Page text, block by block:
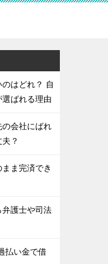
はどれ？ 自
ばれる理由
会社にばれ
？
ま完済でき
護士や司法
払い金で借